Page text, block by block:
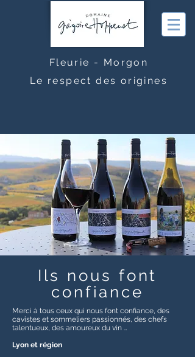
Fleurie - Morgon
Le respect des origines
Ils nous font
confiance
Merci à tous ceux qui nous font confiance, des
cavistes et sommeliers passionnés, des chefs
talentueux, des amoureux du vin …
​Lyon et région